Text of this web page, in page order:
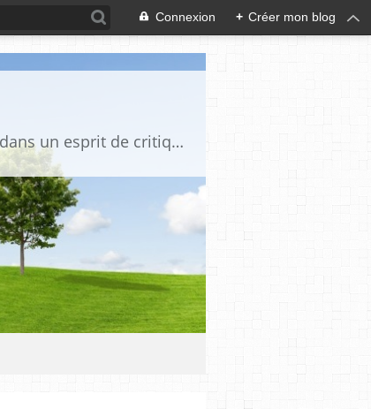
Connexion + Créer mon blog
Blog destiné à commenter l'actualité, politique, économique, culturelle, sportive, etc, dans un esprit de critique philosophique, d'esprit chrétien et français.La collaboration des lecteurs est souhaitée, de même que la courtoisie, et l'esprit de tolérance.